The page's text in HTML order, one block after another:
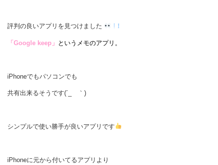
評判の良いアプリを見つけました ! ！
「Google keep」 というメモのアプリ。
iPhoneでもパソコンでも
共有出来るそうです(´_ゝ｀)
シンプルで使い勝手が良いアプリです
iPhoneに元から付いてるアプリより